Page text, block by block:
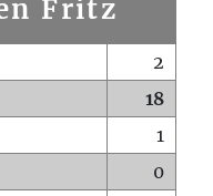
Fritz
2
18
1
0